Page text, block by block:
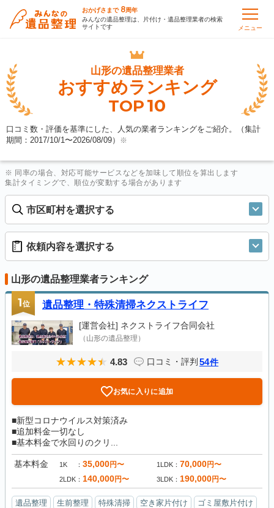
おかげさまで 8周年
みんなの遺品整理は、片付け・遺品整理業者の検索
サイトです
メニュー
山形の遺品整理業者
おすすめランキング
TOP10
口コミ数・評価を基準にした、人気の業者ランキングをご紹介。（集計
期間：2017/10/1〜2026/08/09） ※
※ 同率の場合、対応可能サービスなどを加味して順位を算出します
集計タイミングで、順位が変動する場合があります
市区町村を選択する
依頼内容を選択する
山形の遺品整理業者ランキング
1位 遺品整理・特殊清掃ネクストライフ
[運営会社] ネクストライフ合同会社
（山形の遺品整理）
4.83 口コミ・評判 54件
お気に入りに追加
■新型コロナウイルス対策済み
■追加料金一切なし
■基本料金で水回りのクリ...
基本料金 1K 35,000円〜 1LDK 70,000円〜
2LDK 140,000円〜 3LDK 190,000円〜
遺品整理 生前整理 特殊清掃 空き家片付け
ゴミ屋敷片付け